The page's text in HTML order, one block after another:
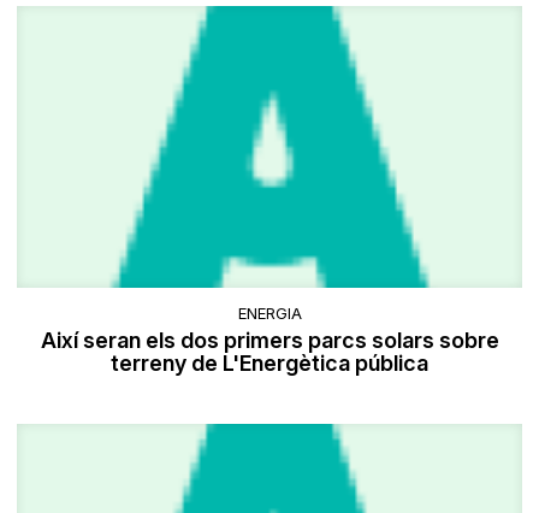
ENERGIA
Així seran els dos primers parcs solars sobre
terreny de L'Energètica pública